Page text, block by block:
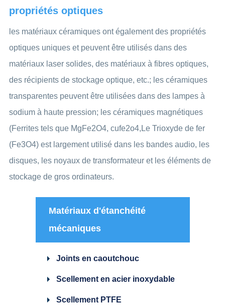
propriétés optiques
les matériaux céramiques ont également des propriétés
optiques uniques et peuvent être utilisés dans des
matériaux laser solides, des matériaux à fibres optiques,
des récipients de stockage optique, etc.; les céramiques
transparentes peuvent être utilisées dans des lampes à
sodium à haute pression; les céramiques magnétiques
(Ferrites tels que MgFe2O4, cufe2o4,Le Trioxyde de fer
(Fe3O4) est largement utilisé dans les bandes audio, les
disques, les noyaux de transformateur et les éléments de
stockage de gros ordinateurs.
Matériaux d'étanchéité
mécaniques
Joints en caoutchouc
Scellement en acier inoxydable
Scellement PTFE